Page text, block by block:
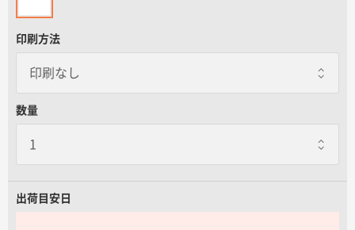
データ入稿ガイド
印刷方法
数量
出荷目安日